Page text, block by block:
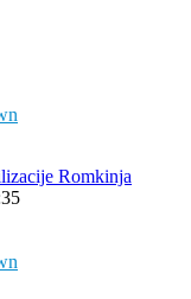
Romkinja